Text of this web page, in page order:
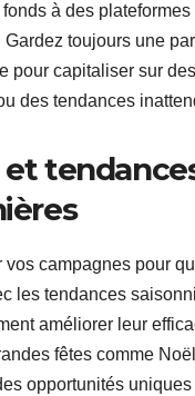
à des plateformes
Gardez toujours une
pour capitaliser sur des
des tendances
vos campagnes pour
les tendances
améliorer leur
fêtes comme
opportunités